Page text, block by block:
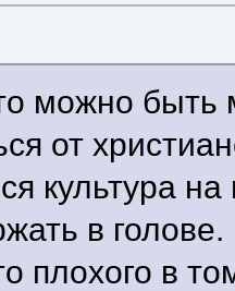
можно быть
от
культура
в
плохого в